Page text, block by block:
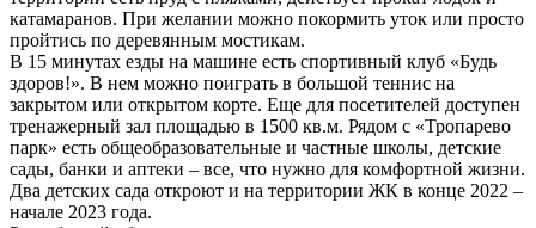
катамаранов. При желании можно покормить уток или просто
пройтись по деревянным мостикам.
В 15 минутах езды на машине есть спортивный клуб «Будь
здоров!». В нем можно поиграть в большой теннис на
закрытом или открытом корте. Еще для посетителей доступен
тренажерный зал площадью в 1500 кв.м. Рядом с «Тропарево
парк» есть общеобразовательные и частные школы, детские
сады, банки и аптеки ‒ все, что нужно для комфортной жизни.
Два детских сада откроют и на территории ЖК в конце 2022 ‒
начале 2023 года.